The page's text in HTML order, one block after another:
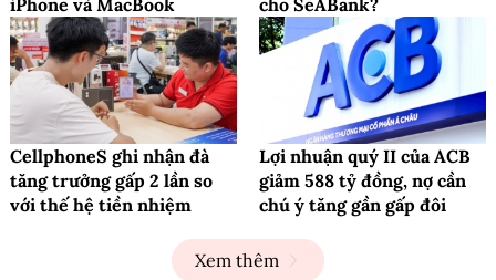
CellphoneS ghi nhận đà
tăng trưởng gấp 2 lần so
với thế hệ tiền nhiệm
Lợi nhuận quý II của ACB
giảm 588 tỷ đồng, nợ cần
chú ý tăng gần gấp đôi
Xem thêm